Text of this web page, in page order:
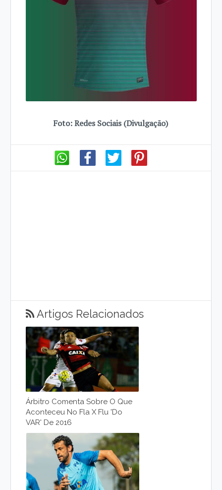
Foto: Redes Sociais (Divulgação)
Artigos Relacionados
Árbitro Comenta Sobre O Que
Aconteceu No Fla X Flu 'do
VAR' De 2016